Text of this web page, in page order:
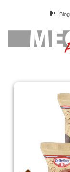
Blog